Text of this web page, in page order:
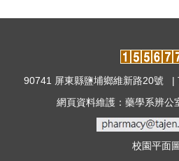
90741 屏東縣鹽埔鄉維新路20號 |
網頁資料維護：藥學系辨公
校園平面圖